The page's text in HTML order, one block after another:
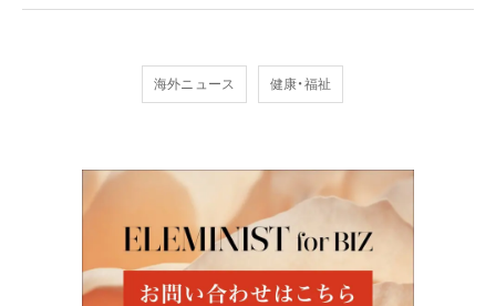
海外ニュース 健康・福祉